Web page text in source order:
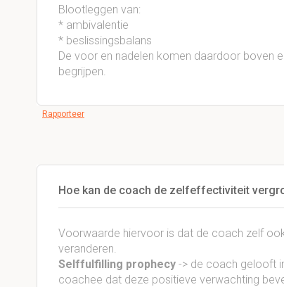
Blootleggen van:
* ambivalentie
* beslissingsbalans
De voor en nadelen komen daardoor boven
begrijpen.
Rapporteer
Hoe kan de coach de zelfeffectiviteit
Voorwaarde hiervoor is dat de coach zelf
veranderen.
Selffulfilling prophecy -> de coach gelooft
coachee dat deze positieve verwachting